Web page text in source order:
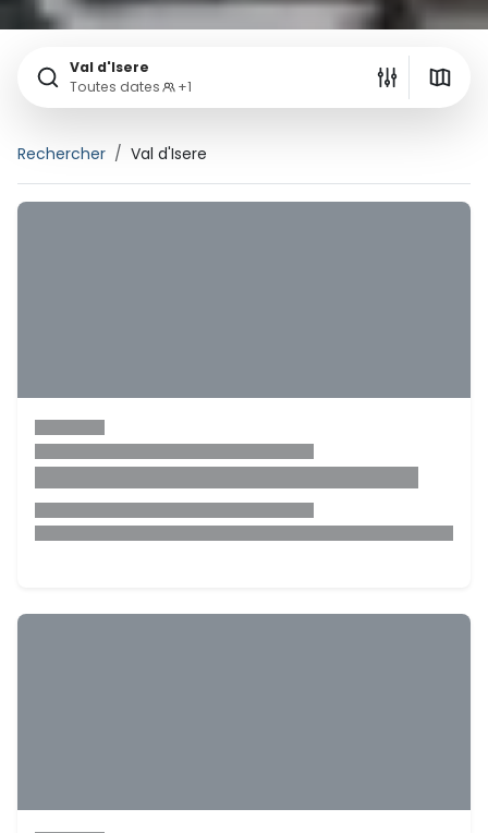
Val d'Isere
Toutes dates
+1
Rechercher Val d'Isere